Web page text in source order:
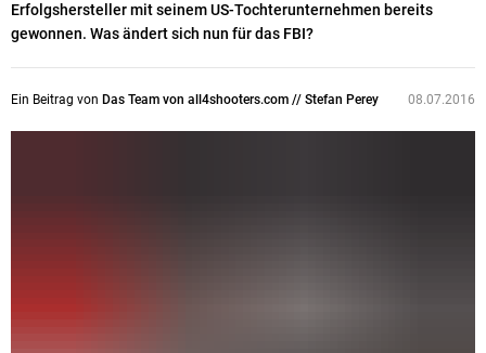
Erfolgshersteller mit seinem US-Tochterunternehmen bereits
gewonnen. Was ändert sich nun für das FBI?
Ein Beitrag von Das Team von all4shooters.com // Stefan Perey 08.07.2016